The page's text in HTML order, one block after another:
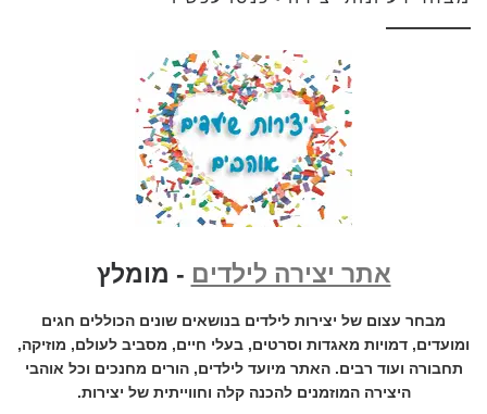
אתר יצירה לילדים - מומלץ
מבחר עצום של יצירות לילדים בנושאים שונים הכוללים חגים
ומועדים, דמויות מאגדות וסרטים, בעלי חיים, מסביב לעולם, מוזיקה,
תחבורה ועוד רבים. האתר מיועד לילדים, הורים מחנכים וכל אוהבי
היצירה המוזמנים להכנה קלה וחווייתית של יצירות.